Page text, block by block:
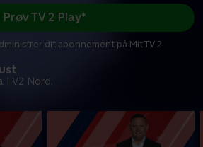
TV2 Nord.
Prøv TV 2 Play*
dit abonnement på Mit TV 2.